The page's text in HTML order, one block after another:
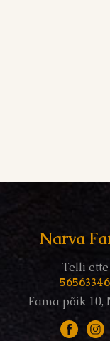
Narva
Telli ette
56563346
Fama põik 10,